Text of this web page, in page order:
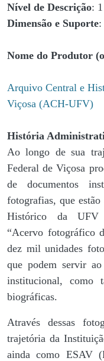
Nível de Descrição:
Dimensão e Suporte:
Nome do Produtor
Arquivo Central e
Viçosa (ACH-UFV)
História
Ao longo de sua
Federal de Viçosa
de documentos
fotografias, que
Histórico da UFV
“Acervo fotográfico
dez mil unidades
que podem servir
institucional, como
biográficas.
Através dessas
trajetória da
ainda como ESAV